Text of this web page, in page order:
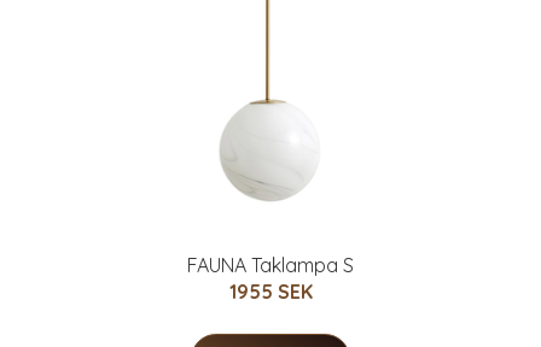
FAUNA Taklampa S
1955 SEK